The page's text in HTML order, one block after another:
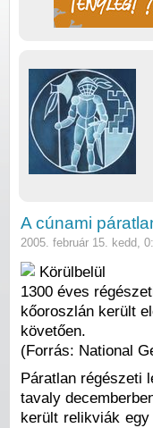
A cúnami
2005. február 15. kedd,
Körülbelül
1300 éves
kőoroszlán került
követően.
(Forrás: National
Páratlan régészeti
tavaly
került relikviák